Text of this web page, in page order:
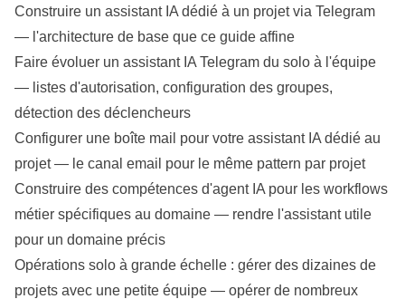
Construire un assistant IA dédié à un projet via Telegram
— l'architecture de base que ce guide affine
Faire évoluer un assistant IA Telegram du solo à l'équipe
— listes d'autorisation, configuration des groupes,
détection des déclencheurs
Configurer une boîte mail pour votre assistant IA dédié au
projet— le canal email pour le même pattern par projet
Construire des compétences d'agent IA pour les workflows
métier spécifiques au domaine — rendre l'assistant utile
pour un domaine précis
Opérations solo à grande échelle : gérer des dizaines de
projets avec une petite équipe — opérer de nombreux